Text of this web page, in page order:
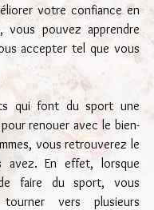
votre confiance en
vous pouvez apprendre
accepter tel que vous
qui font du sport une
renouer avec le bien-
vous retrouverez le
avez. En effet, lorsque
faire du sport, vous
vers plusieurs